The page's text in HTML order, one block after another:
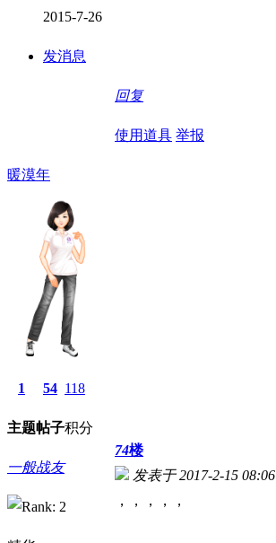
2015-7-26
发消息
回复
使用道具 举报
暖漠年
1
主题
54
帖子
118
积分
一般战友
74楼
发表于 2017-2-15 08:06
，，，，，